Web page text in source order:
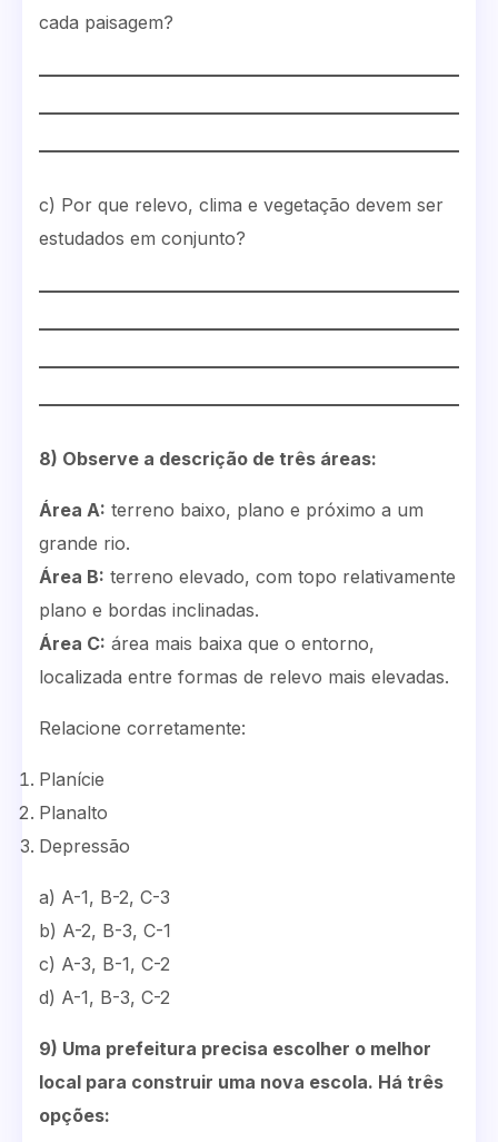
cada paisagem?
c) Por que relevo, clima e vegetação devem ser
estudados em conjunto?
8) Observe a descrição de três áreas:
Área A: terreno baixo, plano e próximo a um
grande rio.
Área B: terreno elevado, com topo relativamente
plano e bordas inclinadas.
Área C: área mais baixa que o entorno,
localizada entre formas de relevo mais elevadas.
Relacione corretamente:
Planície
Planalto
Depressão
a) A-1, B-2, C-3
b) A-2, B-3, C-1
c) A-3, B-1, C-2
d) A-1, B-3, C-2
9) Uma prefeitura precisa escolher o melhor
local para construir uma nova escola. Há três
opções: